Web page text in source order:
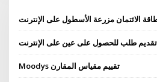
الائتمان مزرعة الأسطول على الإنترنت
طلب للحصول على عين على الإنترنت
Moodys تقييم مقياس المقارن